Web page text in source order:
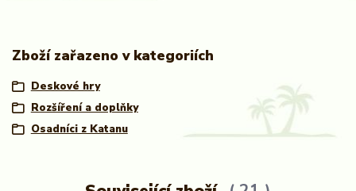
Zboží zařazeno v kategoriích
Deskové hry
Rozšíření a doplňky
Osadníci z Katanu